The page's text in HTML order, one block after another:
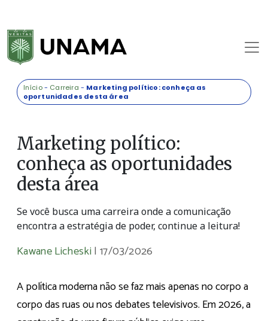
Início- Carreira - Marketing político: conheça as
oportunidades desta área
Marketing político:
conheça as oportunidades
desta área
Se você busca uma carreira onde a comunicação
encontra a estratégia de poder, continue a leitura!
Kawane Licheski |17/03/2026
A política moderna não se faz mais apenas no corpo a
corpo das ruas ou nos debates televisivos. Em 2026, a